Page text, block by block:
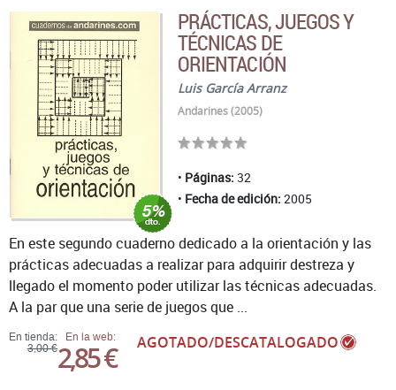
PRÁCTICAS, JUEGOS Y
TÉCNICAS DE
ORIENTACIÓN
Luis García Arranz
Andarines (2005)
Páginas: 32
Fecha de edición: 2005
En tienda:
3,00 €
En la web:
2,85 € AGOTADO/DESCATALOGADO
En este segundo cuaderno dedicado a la orientación y las
prácticas adecuadas a realizar para adquirir destreza y
llegado el momento poder utilizar las técnicas adecuadas.
A la par que una serie de juegos que ...